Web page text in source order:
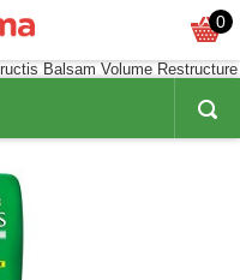
0
Balsam Volume Restructure